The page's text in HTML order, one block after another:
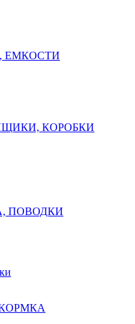
ЕМКОСТИ
КОРОБКИ
ПОВОДКИ